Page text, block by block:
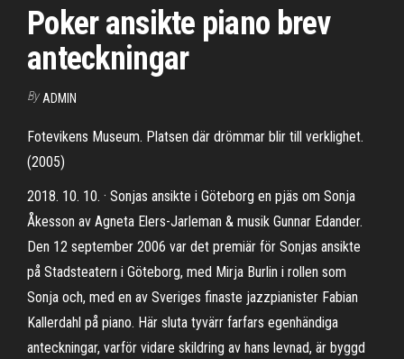
Poker ansikte piano brev
anteckningar
By ADMIN
Fotevikens Museum. Platsen där drömmar blir till verklighet.
(2005)
2018. 10. 10. · Sonjas ansikte i Göteborg en pjäs om Sonja
Åkesson av Agneta Elers-Jarleman & musik Gunnar Edander.
Den 12 september 2006 var det premiär för Sonjas ansikte
på Stadsteatern i Göteborg, med Mirja Burlin i rollen som
Sonja och, med en av Sveriges finaste jazzpianister Fabian
Kallerdahl på piano. Här sluta tyvärr farfars egenhändiga
anteckningar, varför vidare skildring av hans levnad, är byggd